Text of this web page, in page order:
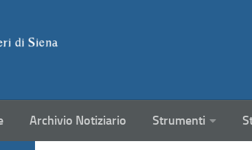
Archivio Notiziario Strumenti